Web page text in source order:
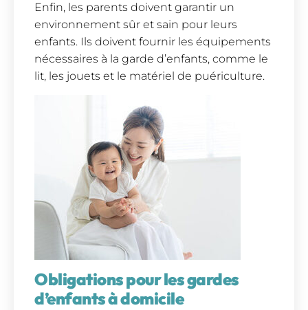
Enfin, les parents doivent garantir un
environnement sûr et sain pour leurs
enfants. Ils doivent fournir les équipements
nécessaires à la garde d’enfants, comme le
lit, les jouets et le matériel de puériculture.
Obligations pour les gardes
d’enfants à domicile